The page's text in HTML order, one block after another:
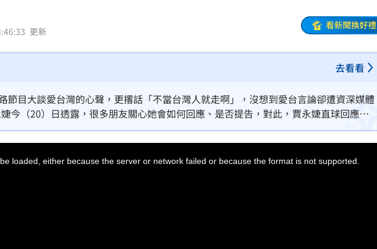
府 蔣萬安竟反問
逃過車禍死劫
狀態」照開上路
！父親節調查曝 12:13
更新
看新聞換好禮
去看看
節目大談愛台灣的心聲，更撂話「不當台灣人就走啊」，沒想到愛台言論卻遭資深媒體
今（20）日透露，很多朋友關心她會如何回應、是否提告，對此，賈永婕直球回應，
院也是很辛苦，大家不用浪費資源跟時間。我只希望她身心健康愉快」。
loaded, either because the server or network failed or because the format is not supported.